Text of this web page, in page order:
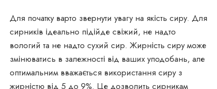
Для початку варто звернути увагу на якість сиру. Для
сирників ідеально підійде свіжий, не надто
вологий та не надто сухий сир. Жирність сиру може
змінюватись в залежності від ваших уподобань, але
оптимальним вважається використання сиру з
жирністю від 5 до 9%. Це дозволить сирникам